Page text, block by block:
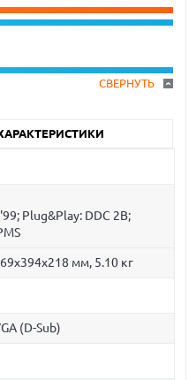
СВЕРНУТЬ
Plug&Play: DDC 2B;
мм, 5.10 кг
(D-Sub)